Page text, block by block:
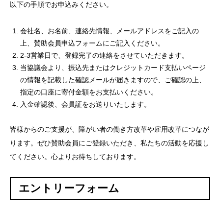
以下の手順でお申込みください。
会社名、お名前、連絡先情報、メールアドレスをご記入の
上、賛助会員申込フォームにご記入ください。
2-3営業日で、登録完了の連絡をさせていただきます。
当協議会より、振込先またはクレジットカード支払いページ
の情報を記載した確認メールが届きますので、ご確認の上、
指定の口座に寄付金額をお支払いください。
入金確認後、会員証をお送りいたします。
皆様からのご支援が、障がい者の働き方改革や雇用改革につなが
ります。ぜひ賛助会員にご登録いただき、私たちの活動を応援し
てください。心よりお待ちしております。
エントリーフォーム